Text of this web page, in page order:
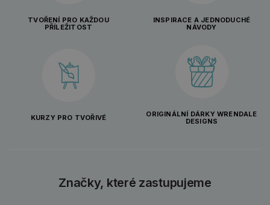
TVOŘENÍ PRO KAŽDOU
PŘÍLEŽITOST
INSPIRACE A JEDNODUCHÉ
NÁVODY
KURZY PRO TVOŘIVÉ
ORIGINÁLNÍ DÁRKY WRENDALE
DESIGNS
Značky, které zastupujeme